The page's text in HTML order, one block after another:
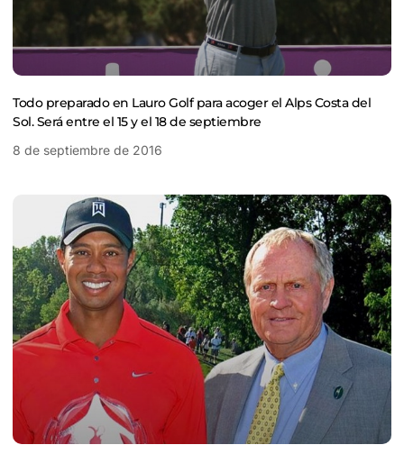
Todo preparado en Lauro Golf para acoger el Alps Costa del
Sol. Será entre el 15 y el 18 de septiembre
8 de septiembre de 2016